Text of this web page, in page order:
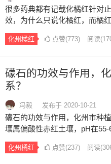
很多药典都有记载化橘红针对
效，为什么只说化橘红，而橘
有化橘红的好，为什么化橘红的
针对止咳化痰有奇效。另外，
变而来。…
化州橘红 点赞(773) 阅读
礞石的功效与作用，
系？
冯毅 发布于 2020-10-21
礞石的功效与作用，化州市种
壤属偏酸性赤红土壤，pH在
结构良好，有机质≥2%，富含礞
Mg、Fe、Ti等微量元素，山地
化州橘红 点赞(237) 阅读